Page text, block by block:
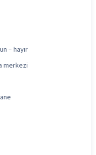
– hayır
merkezi